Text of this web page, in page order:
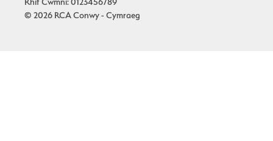
© 2026 RCA Conwy - Cymraeg